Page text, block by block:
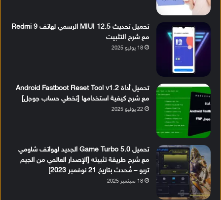
تحميل تحديث MIUI 12.5 الرسمي لهاتف Redmi 9
مع شرح التثبيت
18 يوليو 2025
تحميل أداة Android Fastboot Reset Tool v1.2
مع شرح كيفية استخدامها [تخطي حساب جوجل]
22 يوليو 2025
تحميل Game Turbo 5.0 الجديد لهواتف شاومي
مع شرح طريقة تثبيته [الإصدار العالمي من الجيم
تربو – مُحدث بتاريخ 21 نوفمبر 2023]
18 سبتمبر 2025